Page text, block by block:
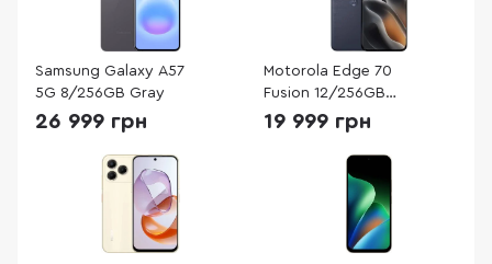
Samsung Galaxy A57
5G 8/256GB Gray
26 999 грн
Motorola Edge 70
Fusion 12/256GB
Silhouette
19 999 грн